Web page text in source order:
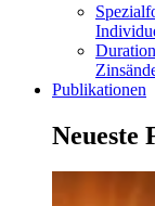
Publikationen
Neueste